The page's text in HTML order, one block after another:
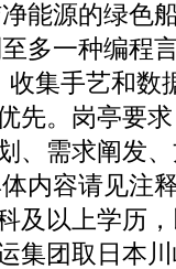
能源的绿色
多一种编程
集手艺和数
先。岗亭要
、需求阐发
内容请见注
及以上学历
集团取日本